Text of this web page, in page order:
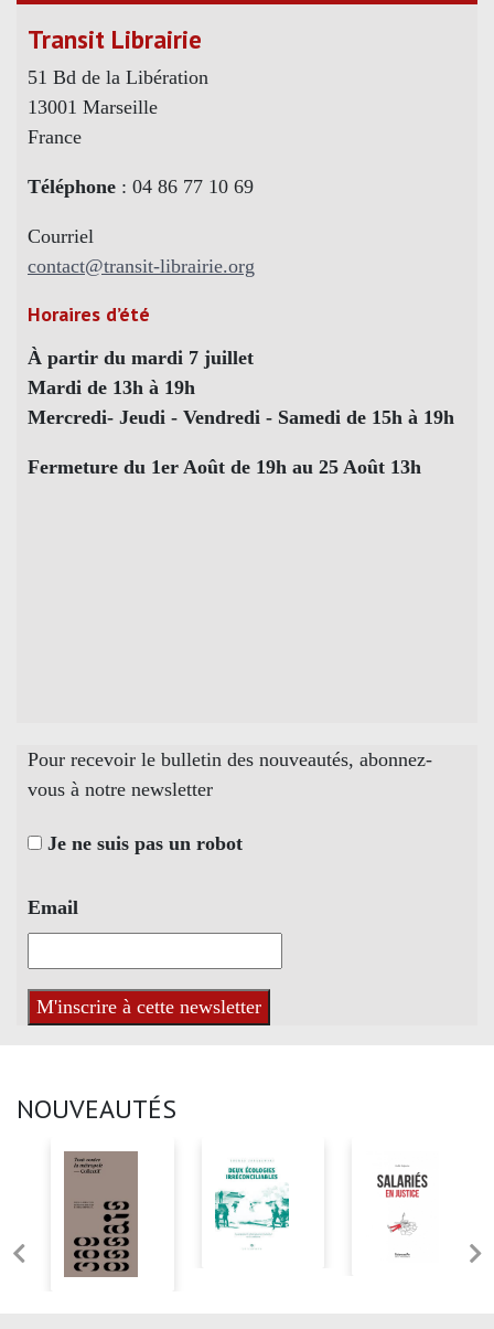
Transit Librairie
51 Bd de la Libération
13001 Marseille
France
Téléphone : 04 86 77 10 69
Courriel
contact@transit-librairie.org
Horaires d’été
À partir du mardi 7 juillet
Mardi de 13h à 19h
Mercredi- Jeudi - Vendredi - Samedi de 15h à 19h
Fermeture du 1er Août de 19h au 25 Août 13h
Pour recevoir le bulletin des nouveautés, abonnez-
vous à notre newsletter
Je ne suis pas un robot
Email
NOUVEAUTÉS